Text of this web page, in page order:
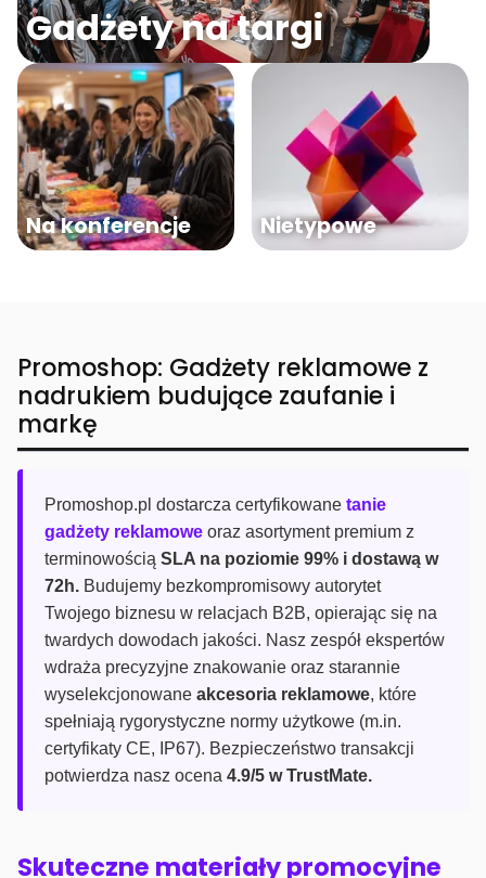
Gadżety na targi
Na konferencje Nietypowe
Promoshop: Gadżety reklamowe z
nadrukiem budujące zaufanie i
markę
Promoshop.pl dostarcza certyfikowane tanie
gadżety reklamowe oraz asortyment premium z
terminowością SLA na poziomie 99% i dostawą w
72h. Budujemy bezkompromisowy autorytet
Twojego biznesu w relacjach B2B, opierając się na
twardych dowodach jakości. Nasz zespół ekspertów
wdraża precyzyjne znakowanie oraz starannie
wyselekcjonowane akcesoria reklamowe, które
spełniają rygorystyczne normy użytkowe (m.in.
certyfikaty CE, IP67). Bezpieczeństwo transakcji
potwierdza nasz ocena 4.9/5 w TrustMate.
Skuteczne materiały promocyjne